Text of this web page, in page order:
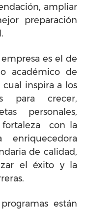
ampliar
preparación
es el de
académico de
cual inspira a los
para crecer,
personales,
fortaleza con la
de calidad,
el éxito y la
están